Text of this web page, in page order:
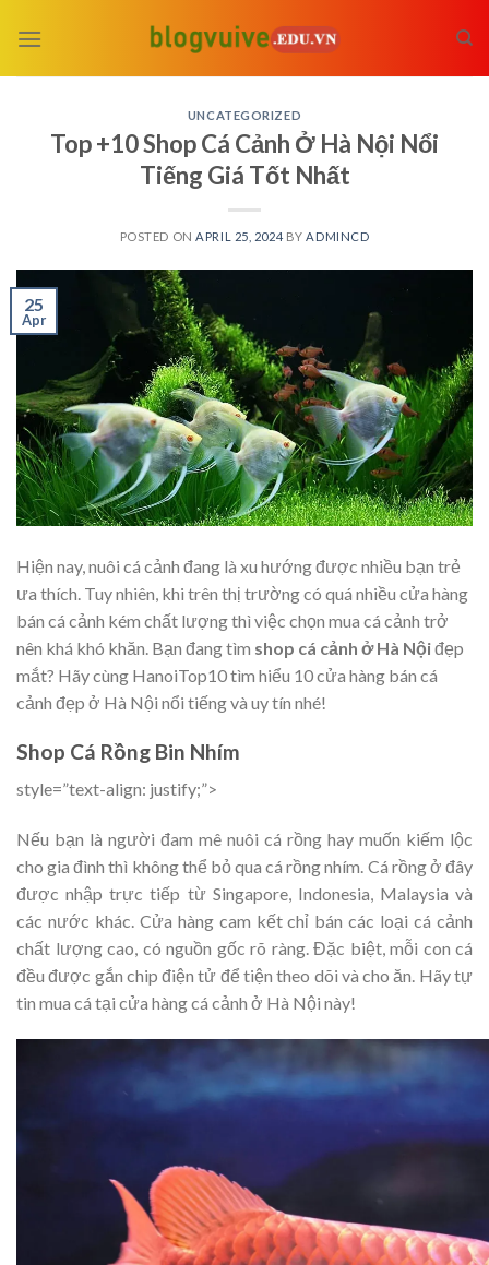
UNCATEGORIZED
Top +10 Shop Cá Cảnh Ở Hà Nội Nổi
Tiếng Giá Tốt Nhất
POSTED ON APRIL 25, 2024 BY ADMINCD
25
Apr
Hiện nay, nuôi cá cảnh đang là xu hướng được nhiều bạn trẻ
ưa thích. Tuy nhiên, khi trên thị trường có quá nhiều cửa hàng
bán cá cảnh kém chất lượng thì việc chọn mua cá cảnh trở
nên khá khó khăn. Bạn đang tìm shop cá cảnh ở Hà Nộiđẹp
mắt? Hãy cùng HanoiTop10 tìm hiểu 10 cửa hàng bán cá
cảnh đẹp ở Hà Nội nổi tiếng và uy tín nhé!
Shop Cá Rồng Bin Nhím
style=”text-align: justify;”>
Nếu bạn là người đam mê nuôi cá rồng hay muốn kiếm lộc
cho gia đình thì không thể bỏ qua cá rồng nhím. Cá rồng ở đây
được nhập trực tiếp từ Singapore, Indonesia, Malaysia và
các nước khác. Cửa hàng cam kết chỉ bán các loại cá cảnh
chất lượng cao, có nguồn gốc rõ ràng. Đặc biệt, mỗi con cá
đều được gắn chip điện tử để tiện theo dõi và cho ăn. Hãy tự
tin mua cá tại cửa hàng cá cảnh ở Hà Nội này!